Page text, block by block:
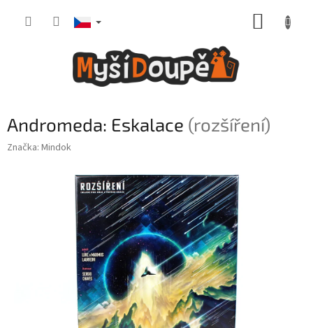
Andromeda: Eskalace (rozšíření)
Značka: Mindok